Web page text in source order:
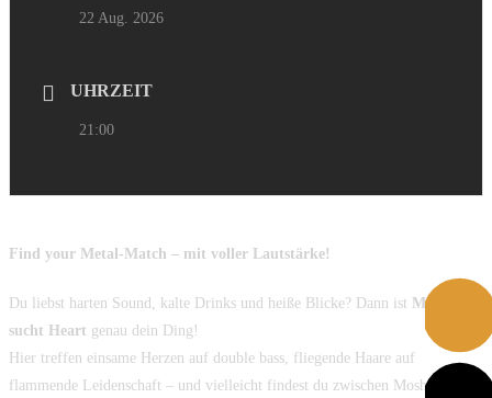
22 Aug. 2026
UHRZEIT
21:00
Find your Metal-Match – mit voller Lautstärke!
Du liebst harten Sound, kalte Drinks und heiße Blicke? Dann ist Metal
sucht Heart genau dein Ding!
Hier treffen einsame Herzen auf double bass, fliegende Haare auf
flammende Leidenschaft – und vielleicht findest du zwischen Moshpit und